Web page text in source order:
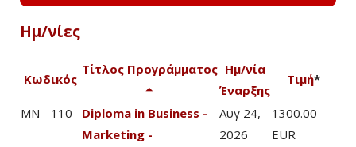
Ημ/νίες
Κωδικός
Τίτλος Προγράμματος Ημ/νία
Έναρξης
Τιμή*
MN - 110
Diploma in Business -
Marketing -
Αυγ 24,
2026
1300.00
EUR